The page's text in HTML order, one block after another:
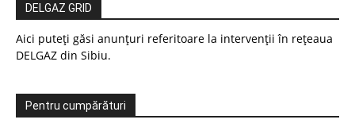
DELGAZ GRID
Aici puteți găsi anunțuri referitoare la intervenții în rețeaua
DELGAZ din Sibiu.
Pentru cumpărături